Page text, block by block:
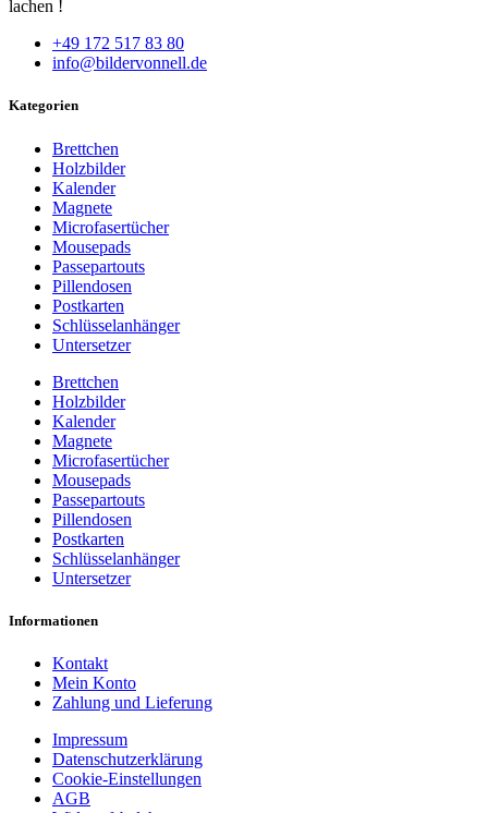
lachen !
+49 172 517 83 80
info@bildervonnell.de
Kategorien
Brettchen
Holzbilder
Kalender
Magnete
Microfasertücher
Mousepads
Passepartouts
Pillendosen
Postkarten
Schlüsselanhänger
Untersetzer
Brettchen
Holzbilder
Kalender
Magnete
Microfasertücher
Mousepads
Passepartouts
Pillendosen
Postkarten
Schlüsselanhänger
Untersetzer
Informationen
Kontakt
Mein Konto
Zahlung und Lieferung
Impressum
Datenschutzerklärung
Cookie-Einstellungen
AGB